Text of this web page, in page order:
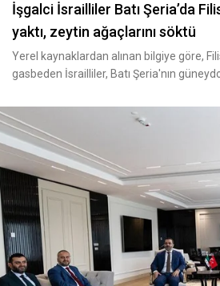
İşgalci İsrailliler Batı Şeria’da
yaktı, zeytin ağaçlarını söktü
Yerel kaynaklardan alınan bilgiye göre,
gasbeden İsrailliler, Batı Şeria'nın